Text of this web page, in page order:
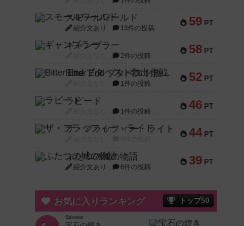
59 PT
スモールワールド
紹介文あり 13件の投稿
58 PT
ギャンブラー
2件の投稿
52 PT
Bitter End ブタペスト救出作戦
1件の投稿
46 PT
ラピード
1件の投稿
44 PT
ザ・フラッフィー・ライト
39 PT
ふたつの城の物語
紹介文あり 6件の投稿
お気に入りランキング トップ50
Splendor